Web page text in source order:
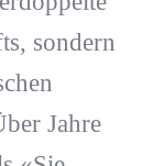
sondern
Jahre